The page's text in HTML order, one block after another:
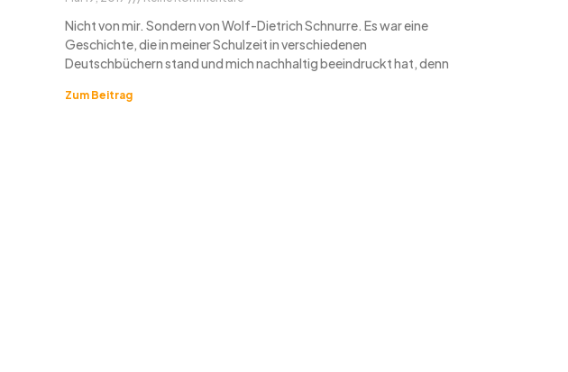
Nicht von mir. Sondern von Wolf-Dietrich Schnurre. Es war eine
Geschichte, die in meiner Schulzeit in verschiedenen
Deutschbüchern stand und mich nachhaltig beeindruckt hat, denn
Zum Beitrag